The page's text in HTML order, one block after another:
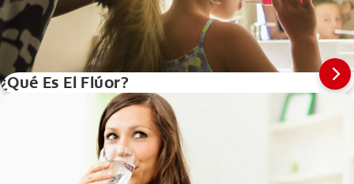
¿Qué Es El Flúor?